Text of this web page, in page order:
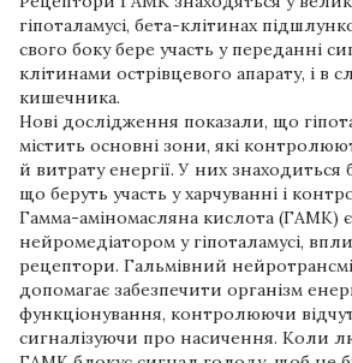
гіпоталамусі, бета-клітинах
свого боку бере участь у переданні
клітинами острівцевого апарату, і в
кишечника.
Нові дослідження показали, що
містить основні зони, які
й витрату енергії. У них знаходиться
що беруть участь у харчуванні і
Гамма-аміномасляна кислота (ГАМК)
нейромедіатором у гіпоталамусі,
рецептори. Гальмівний
допомагає забезпечити організм
функціонування, контролюючи
сигналізуючи про насичення. Коли